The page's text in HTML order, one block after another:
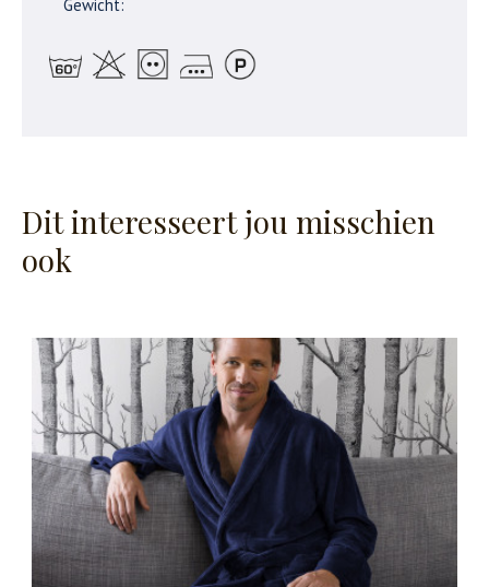
Gewicht:
Dit interesseert jou misschien
ook